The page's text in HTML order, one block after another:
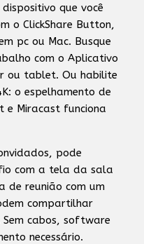
que você
o ClickShare Button,
pc ou Mac. Busque
com o Aplicativo
ou tablet. Ou habilite
o espelhamento de
e Miracast funciona
pode
com a tela da sala
de reunião com um
compartilhar
cabos, software
necessário.